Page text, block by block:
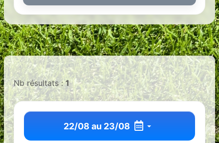
Nb résultats :1
22/08 au 23/08